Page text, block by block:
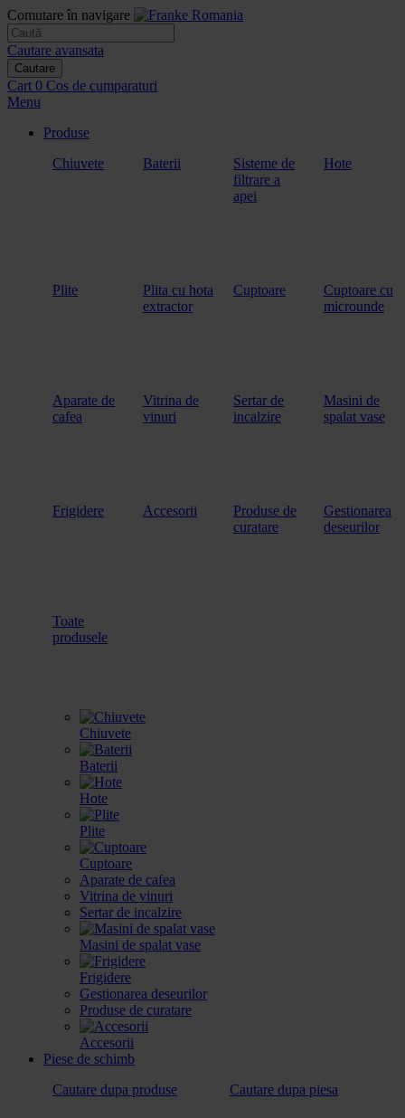
Comutare în navigare
Cautare avansata
Cautare
Cart 0 Cos de cumparaturi
Menu
Produse
Chiuvete
Baterii
Sisteme de
filtrare a
apei
Hote
Plite
Plita cu hota
extractor
Cuptoare
Cuptoare cu
microunde
Aparate de
cafea
Vitrina de
vinuri
Sertar de
incalzire
Masini de
spalat vase
Frigidere Accesorii
Produse de
curatare
Gestionarea
deseurilor
Toate
produsele
Chiuvete
Baterii
Hote
Plite
Cuptoare
Aparate de cafea
Vitrina de vinuri
Sertar de incalzire
Masini de spalat vase
Frigidere
Gestionarea deseurilor
Produse de curatare
Accesorii
Piese de schimb
Cautare dupa produse
Cautare dupa piesa